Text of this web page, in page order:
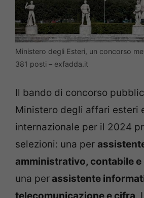
Ministero degli Esteri, un concorso
381 posti – exfadda.it
Il bando di concorso
Ministero degli affari esteri
internazionale per il 2024
selezioni: una per
amministrativo, contabile
una perassistente